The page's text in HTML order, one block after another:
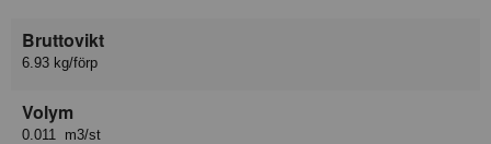
Bruttovikt
6.93 kg/förp
Volym
0.011 m3/st